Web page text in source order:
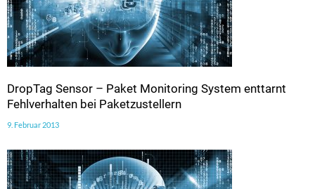
DropTag Sensor – Paket Monitoring System enttarnt
Fehlverhalten bei Paketzustellern
9. Februar 2013